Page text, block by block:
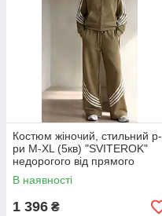
Костюм жіночий, стильний р-
ри M-XL (5кв) "SVITEROK"
недорогого від прямого
постачальника
В наявності
1 396 ₴